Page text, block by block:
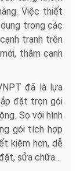
Việc thiết
trong các
tranh trên
thâm canh
đã là lựa
đặt trọn gói
So với hình
gói tích hợp
kiệm hơn, dễ
sửa chữa…